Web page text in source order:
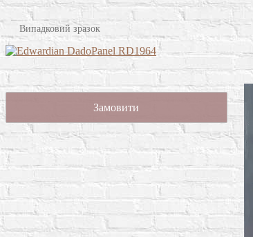
Випадковий зразок
Замовити